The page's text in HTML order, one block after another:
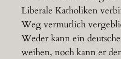
Liberale Katholiken
Weg vermutlich
Weder kann ein
weihen, noch kann er